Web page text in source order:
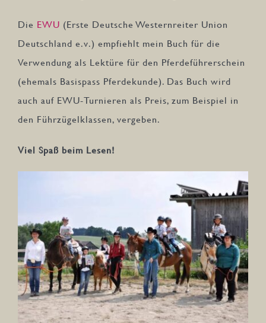
Die EWU (Erste Deutsche Westernreiter Union
Deutschland e.v.) empfiehlt mein Buch für die
Verwendung als Lektüre für den Pferdeführerschein
(ehemals Basispass Pferdekunde). Das Buch wird
auch auf EWU-Turnieren als Preis, zum Beispiel in
den Führzügelklassen, vergeben.
Viel Spaß beim Lesen!